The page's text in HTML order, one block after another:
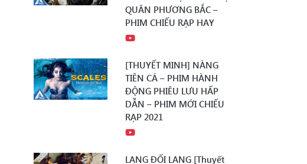
QUÂN PHƯƠNG BẮC –
PHIM CHIẾU RẠP HAY
[THUYẾT MINH] NÀNG
TIÊN CÁ – PHIM HÀNH
ĐỘNG PHIÊU LƯU HẤP
DẪN – PHIM MỚI CHIẾU
RẠP 2021
LANG ĐỐI LANG [Thuyết